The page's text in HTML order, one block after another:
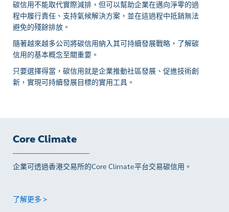
碳信用不能取代實際減排，但可以幫助企業在邁向淨零的過
程中履行責任、支持氣候解決方案，並在這過程中抵銷無法
避免的殘餘排放。
隨著越來越多公司將碳信用納入其可持續發展戰略，了解碳
信用的基本概念至關重要。
只要選擇得當，碳信用就是企業推動社區發展、促進技術創
新，實現可持續發展目標的實用工具。
Core Climate
企業可透過香港交易所的Core Climate平台交易碳信用。
了解更多 >